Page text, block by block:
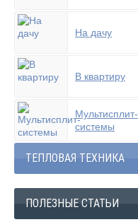
На дачу
В квартиру
Мультисплит-
системы
ТЕПЛОВАЯ ТЕХНИКА
ПОЛЕЗНЫЕ СТАТЬИ